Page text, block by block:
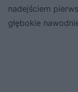
nadejściem
głębokie